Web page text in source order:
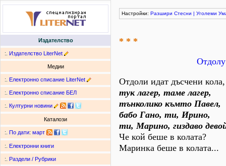
Издателство
:. Издателство LiterNet
Медии
:. Електронно списание LiterNet
:. Електронно списание БЕЛ
:. Културни новини
Каталози
:. По дати: март
:. Електронни книги
:. Раздели / Рубрики
Настройки: Разшири Стесни | Уголеми
* * *
Отдоли идат дъсчени кола,
тук лагер, таме лагер,
тънколико къмто Павел,
бабо Гано, ти, Ирино,
ти, Марино, гиздаво
Че кой беше в колата?
Маринка беше в колата...